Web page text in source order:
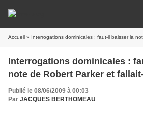
Accueil » Interrogations dominicales : faut-il baisser la note
Interrogations dominicales :
note de Robert Parker et
Publié le 08/06/2009 à 00:03
Par JACQUES BERTHOMEAU